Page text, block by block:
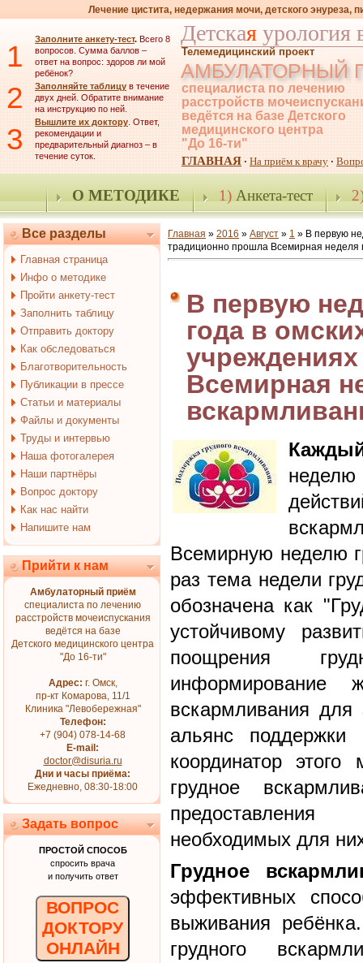
Лечение цистита, недержания мочи, детского энуреза,
1 Заполните анкету-тест. Всего 8
вопросов. Сумма баллов –
ответ на вопрос: здоров ли мой
ребёнок?
2 Заполняйте таблицу в течение
двух дней. Обратите внимание
на инструкцию по ней.
3 Вышлите их доктору. Ответ,
рекомендации и
предварительный диагноз – в
течение суток.
Детская урология
Телемедицинский проект
АМБУЛАТОРНЫЙ
специалиста по лечению
расстройств
ведётся на базе Детского
медицинского центра
"До 16-ти"
ГЛАВНАЯ · На приём к врачу ·
О МЕТОДИКЕ 1)Анкета-тест
Все разделы
Главная страница
Инфо о методике
Пройти анкету-тест
Заполнить таблицу
Отправить доктору
Как обследоваться
Благотворительность
Публикации в прессе
Статьи и материалы
Файлы и документы
Труды и интервью
Наша фотогалерея
Наши партнёры
Вопрос доктору
Как нас найти
Напишите нам
Прийти к нам
Амбулаторный приём
специалиста по лечению
расстройств мочеиспускания
ведётся на базе
Детского медицинского центра
"До 16-ти"
Адрес: г. Омск,
пр-кт Комарова, 11/1
Клиника "Левобережная"
Телефон:
+7 (904) 078-14-68
E-mail:
doctor@disuria.ru
Дни и часы приёма:
Ежедневно, 08:30-18:00
Задать вопрос
ПРОСТОЙ СПОСОБ
спросить врача
и получить ответ
ВОПРОС
ДОКТОРУ
ОНЛАЙН
Главная » 2016 » Август » 1 » В первую
традиционно прошла Всемирная неделя
В первую
года в
Всемирная
Всемирную неделю
раз тема недели
обозначена как
устойчивому
поощрения
информирование
вскармливания
альянс поддержки
координатор этого
грудное
необходимых для
Грудное
эффективных
выживания
грудного